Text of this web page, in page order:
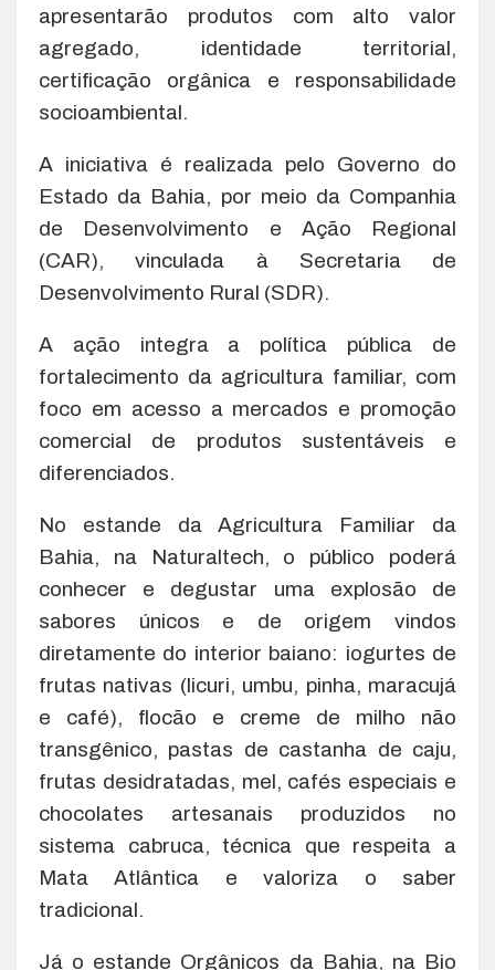
apresentarão produtos com alto valor
agregado, identidade territorial,
certificação orgânica e responsabilidade
socioambiental.
A iniciativa é realizada pelo Governo do
Estado da Bahia, por meio da Companhia
de Desenvolvimento e Ação Regional
(CAR), vinculada à Secretaria de
Desenvolvimento Rural (SDR).
A ação integra a política pública de
fortalecimento da agricultura familiar, com
foco em acesso a mercados e promoção
comercial de produtos sustentáveis e
diferenciados.
No estande da Agricultura Familiar da
Bahia, na Naturaltech, o público poderá
conhecer e degustar uma explosão de
sabores únicos e de origem vindos
diretamente do interior baiano: iogurtes de
frutas nativas (licuri, umbu, pinha, maracujá
e café), flocão e creme de milho não
transgênico, pastas de castanha de caju,
frutas desidratadas, mel, cafés especiais e
chocolates artesanais produzidos no
sistema cabruca, técnica que respeita a
Mata Atlântica e valoriza o saber
tradicional.
Já o estande Orgânicos da Bahia, na Bio